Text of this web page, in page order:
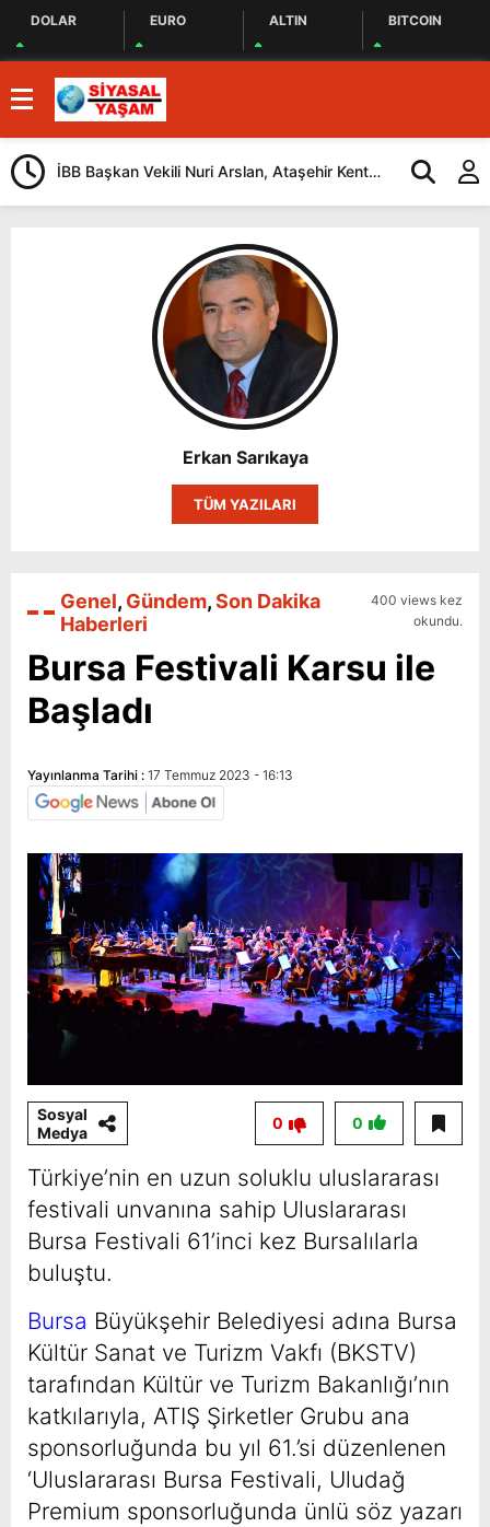
DOLAR EURO ALTIN BITCOIN
İBB Başkan Vekili Nuri Arslan, Ataşehir Kent
Lokantasını Ziyaret Etti
Tuzla’da
Düzenlendi
Erkan Sarıkaya
TÜM YAZILARI
Genel, Gündem,Son Dakika
Haberleri
400 views kez
okundu.
Bursa Festivali Karsu ile
Başladı
Yayınlanma Tarihi : 17 Temmuz 2023 - 16:13
Sosyal
Medya
0
0
Türkiye’nin en uzun soluklu uluslararası
festivali unvanına sahip Uluslararası
Bursa Festivali 61’inci kez Bursalılarla
buluştu.
Bursa Büyükşehir Belediyesi adına Bursa
Kültür Sanat ve Turizm Vakfı (BKSTV)
tarafından Kültür ve Turizm Bakanlığı’nın
katkılarıyla, ATIŞ Şirketler Grubu ana
sponsorluğunda bu yıl 61.’si düzenlenen
‘Uluslararası Bursa Festivali, Uludağ
Premium sponsorluğunda ünlü söz yazarı